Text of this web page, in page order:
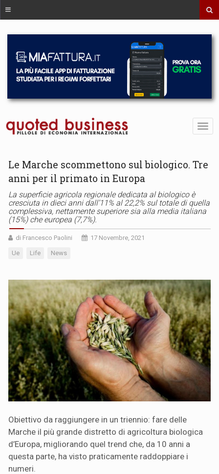
Le Marche scommettono sul biologico. Tre
anni per il primato in Europa
La superficie agricola regionale dedicata al biologico è
cresciuta in dieci anni dall’11% al 22,2% sul totale di quella
complessiva, nettamente superiore sia alla media italiana
(15%) che europea (7,7%).
di Francesco Paolini 17 Novembre, 2021
Ue Life News
Obiettivo da raggiungere in un triennio: fare delle
Marche il più grande distretto di agricoltura biologica
d’Europa, migliorando quel trend che, da 10 anni a
questa parte, ha visto praticamente raddoppiare i
numeri.